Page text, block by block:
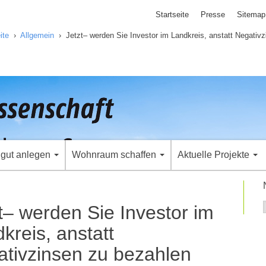
Startseite Presse Sitemap
› Allgemein› Jetzt– werden Sie Investor im Landkreis, anstatt
anlegen Wohnraum schaffen Aktuelle Projekte
werden Sie Investor im
anstatt
zu bezahlen